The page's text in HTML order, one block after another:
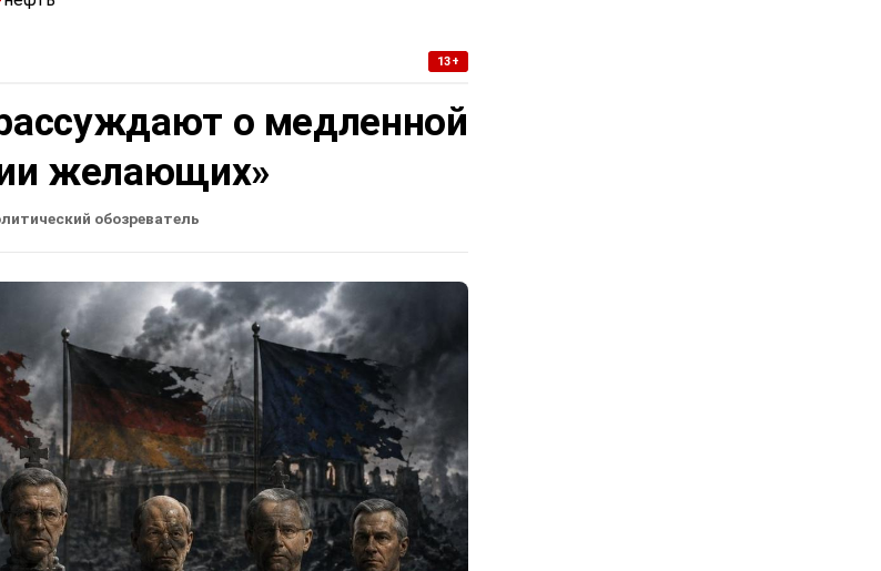
13+
о медленной
желающих»
обозреватель